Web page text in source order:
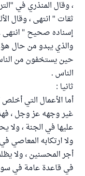
ثقات " انتهى ، وقال
إسناده صحيح " انتهى
والذي يبدو من حال
حين يستخفون من
الناس .
ثانيا :
أما الأعمال التي أخلص
غير وجهه عز وجل ،
عليها في الجنة ، ولا
ولا ارتكابه المعاصي
أجر المحسنين ، ولا
في قاعدة عامة في